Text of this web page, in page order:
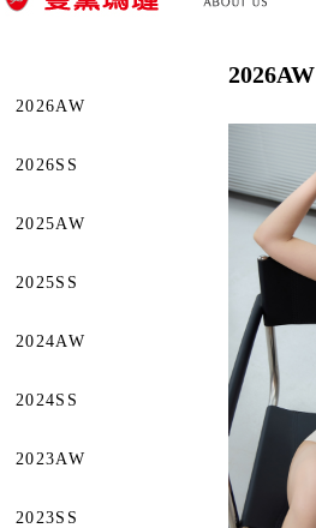
2026AW
2026SS
2025AW
2025SS
2024AW
2024SS
2023AW
2023SS
2026AW